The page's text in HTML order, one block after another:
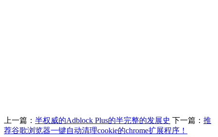
上一篇： 半权威的Adblock Plus的半完整的发展史 下一篇： 推
荐谷歌浏览器一键自动清理cookie的chrome扩展程序！